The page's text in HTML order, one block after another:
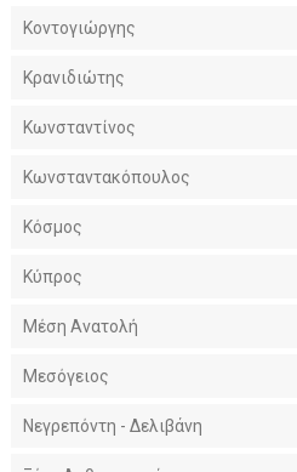
Κοντογιώργης
Κρανιδιώτης
Κωνσταντίνος
Κωνσταντακόπουλος
Κόσμος
Κύπρος
Μέση Ανατολή
Μεσόγειος
Νεγρεπόντη - Δελιβάνη